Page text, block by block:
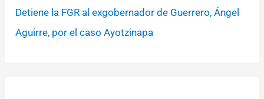
Detiene la FGR al exgobernador de Guerrero, Ángel
Aguirre, por el caso Ayotzinapa